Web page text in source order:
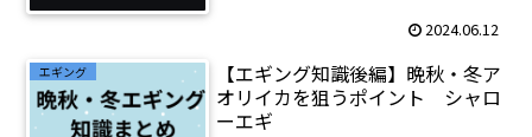
2024.06.12
エギング
【エギング知識後編】晩秋・冬ア
オリイカを狙うポイント シャロ
ーエギ